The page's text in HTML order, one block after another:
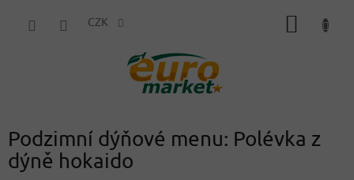
CZK
Podzimní dýňové menu: Polévka z
dýně hokaido